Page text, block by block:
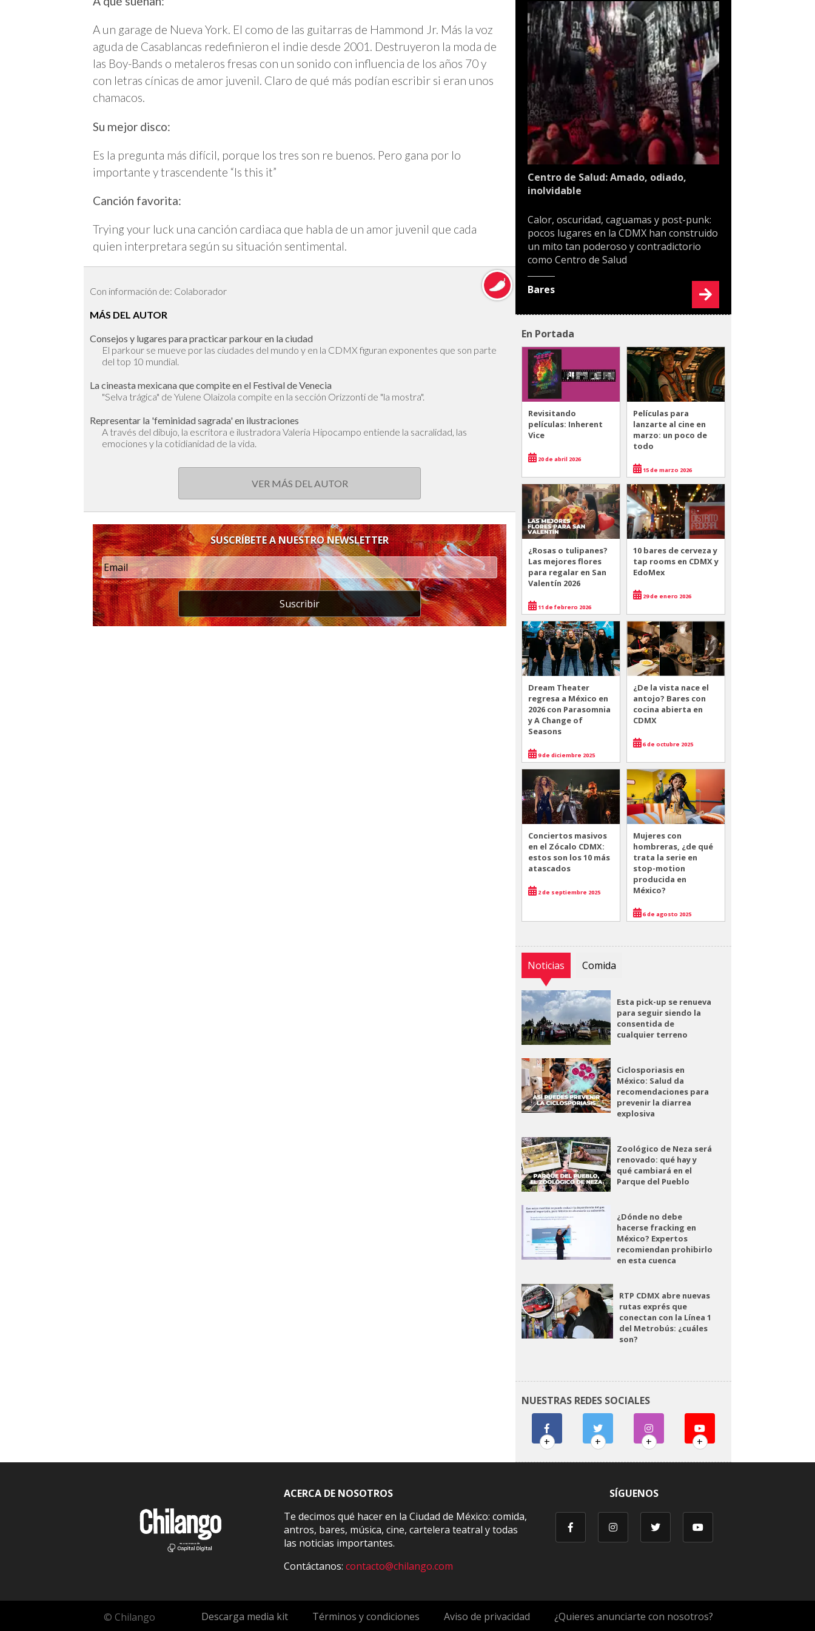
A un garage de Nueva York. El como de las guitarras de Hammond Jr. Más la voz
aguda de Casablancas redefinieron el indie desde 2001. Destruyeron la moda de
las Boy-Bands o metaleros fresas con un sonido con influencia de los años 70 y
con letras cínicas de amor juvenil. Claro de qué más podían escribir si eran unos
chamacos.
Su mejor disco:
Es la pregunta más difícil, porque los tres son re buenos. Pero gana por lo
importante y trascendente “Is this it”
Canción favorita:
Trying your luck una canción cardiaca que habla de un amor juvenil que cada
quien interpretara según su situación sentimental.
Con información de: Colaborador
MÁS DEL AUTOR
Consejos y lugares para practicar parkour en la ciudad
El parkour se mueve por las ciudades del mundo y en la CDMX figuran exponentes que son parte
del top 10 mundial.
La cineasta mexicana que compite en el Festival de Venecia
"Selva trágica" de Yulene Olaizola compite en la sección Orizzonti de "la mostra".
Representar la 'feminidad sagrada' en ilustraciones
A través del dibujo, la escritora e ilustradora Valeria Hipocampo entiende la sacralidad, las
emociones y la cotidianidad de la vida.
VER MÁS DEL AUTOR
SUSCRÍBETE A NUESTRO NEWSLETTER
Suscribir
Centro de Salud: Amado, odiado,
inolvidable
Calor, oscuridad, caguamas y post-punk:
pocos lugares en la CDMX han construido
un mito tan poderoso y contradictorio
como Centro de Salud
Bares
En Portada
Revisitando
películas: Inherent
Vice
20 de abril 2026
Películas para
lanzarte al cine en
marzo: un poco de
todo
15 de marzo 2026
¿Rosas o tulipanes?
Las mejores flores
para regalar en San
Valentín 2026
11 de febrero 2026
10 bares de cerveza y
tap rooms en CDMX y
EdoMex
29 de enero 2026
Dream Theater
regresa a México en
2026 con Parasomnia
y A Change of
Seasons
9 de diciembre 2025
¿De la vista nace el
antojo? Bares con
cocina abierta en
CDMX
6 de octubre 2025
Conciertos masivos
en el Zócalo CDMX:
estos son los 10 más
atascados
2 de septiembre 2025
Mujeres con
hombreras, ¿de qué
trata la serie en
stop-motion
producida en
México?
6 de agosto 2025
Noticias Comida
Esta pick-up se renueva
para seguir siendo la
consentida de
cualquier terreno
Ciclosporiasis en
México: Salud da
recomendaciones para
prevenir la diarrea
explosiva
Zoológico de Neza será
renovado: qué hay y
qué cambiará en el
Parque del Pueblo
¿Dónde no debe
hacerse fracking en
México? Expertos
recomiendan prohibirlo
en esta cuenca
RTP CDMX abre nuevas
rutas exprés que
conectan con la Línea 1
del Metrobús: ¿cuáles
son?
NUESTRAS REDES SOCIALES
+ + + +
ACERCA DE NOSOTROS
Te decimos qué hacer en la Ciudad de México: comida,
antros, bares, música, cine, cartelera teatral y todas
las noticias importantes.
Contáctanos:contacto@chilango.com
SÍGUENOS
© Chilango Descarga media kit Términos y condiciones Aviso de privacidad ¿Quieres anunciarte con nosotros?